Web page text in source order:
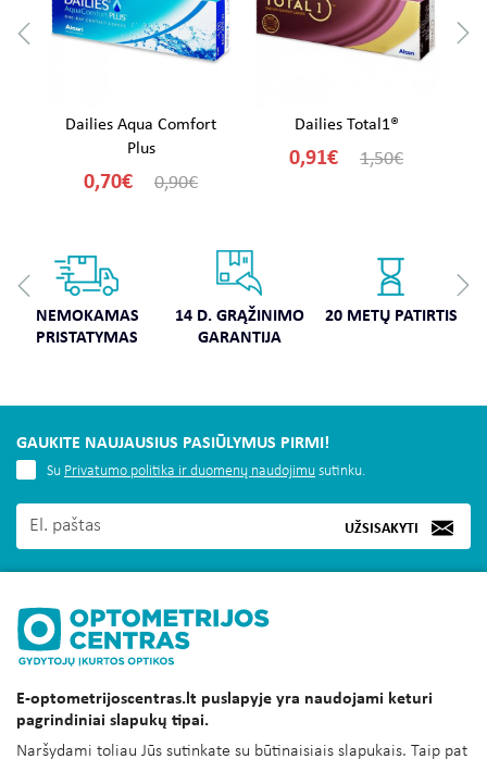
Dailies Aqua Comfort
Plus
0,70€ 0,90€
Dailies Total1®
0,91€ 1,50€
NEMOKAMAS
PRISTATYMAS
14 D. GRĄŽINIMO
GARANTIJA
20 METŲ PATIRTIS
GAUKITE NAUJAUSIUS PASIŪLYMUS PIRMI!
UŽSISAKYTI
Su Privatumo politika ir duomenų naudojimu sutinku.
INFORMACIJA
KLIENTAMS
E-optometrijoscentras.lt puslapyje yra naudojami keturi
pagrindiniai slapukų tipai.
Naršydami toliau Jūs sutinkate su būtinaisiais slapukais. Taip pat